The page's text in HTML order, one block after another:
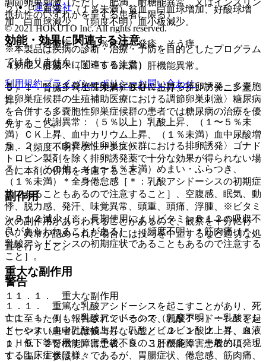
２）． 血液：（１％未満）貧血、白血球増加、好酸球増
加、白血球減少、（頻度不明）血小板減少。
３）． 過敏症：（１％未満）発疹、そう痒。
４）． 肝臓：（１〜５％未満）肝機能異常。
５）． 腎臓：（１％未満）ＢＵＮ上昇、クレアチニン上
昇。
６）． 代謝異常：（５％以上）乳酸上昇、（１〜５％未
満）ＣＫ上昇、血中カリウム上昇、（１％未満）血中尿酸増
加、（頻度不明）ケトーシス。
７）． その他：（１〜５％未満）めまい・ふらつき、
（１％未満）＊全身倦怠感［＊：乳酸アシドーシスの初期症
状であることもあるので注意すること］、空腹感、眠気、動
悸、脱力感、発汗、味覚異常、頭重、頭痛、浮腫、※ビタミ
ンＢ１２減少［※：長期使用によりビタミンＢ１２の吸収不
良があらわれることがある］、（頻度不明）＊筋肉痛［＊：
乳酸アシドーシスの初期症状であることもあるので注意する
こと］。
警告
１．１． 重篤な乳酸アシドーシスを起こすことがあり、死
亡に至った例も報告されているので、乳酸アシドーシスを起
こしやすい患者には投与しないこと〔２．１、２．３、８．
１、９．２腎機能障害患者、９．３肝機能障害患者の項、１
１．１．１参照〕。
調節卵巣刺激（ただし、肥満、耐糖能異常、又はインスリン
抵抗性のいずれかを呈する患者に限る）。
効能・効果に関連する注意
（効能又は効果に関連する注意）
５．１． 〈多嚢胞性卵巣症候群における排卵誘発、多嚢胞
性卵巣症候群の生殖補助医療における調節卵巣刺激〉糖尿病
を合併する多嚢胞性卵巣症候群の患者では糖尿病の治療を優
先すること。
５．２． 〈多嚢胞性卵巣症候群における排卵誘発〉ゴナド
トロピン製剤を除く排卵誘発薬で十分な効果が得られない場
合に本剤の併用を考慮すること。
副作用
次の副作用があらわれることがあるので、観察を十分に行
い、異常が認められた場合には投与を中止するなど適切な処
置を行うこと。
重大な副作用
１１．１． 重大な副作用
１１．１．１． 乳酸アシドーシス（頻度不明）：乳酸アシ
ドーシス（血中乳酸値上昇、乳酸／ピルビン酸比上昇、血液
ｐＨ低下等を示す）は予後不良のことが多く、一般的に発現
する臨床症状は様々であるが、胃腸症状、倦怠感、筋肉痛、
運営会社
© 2021 HOKUTO Inc. All rights reserved.
※本製品は疾病の診断・治療・予防を目的としたプログラム
ではありません。
利用規約プライバシーポリシーお問い合わせ